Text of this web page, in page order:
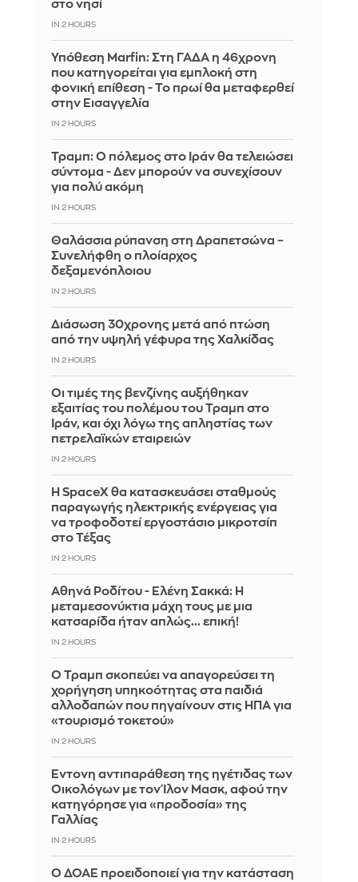
στο νησί
IN 2 HOURS
Υπόθεση Marfin: Στη ΓΑΔΑ η 46χρονη
που κατηγορείται για εμπλοκή στη
φονική επίθεση - Το πρωί θα μεταφερθεί
στην Εισαγγελία
IN 2 HOURS
Τραμπ: Ο πόλεμος στο Ιράν θα τελειώσει
σύντομα - Δεν μπορούν να συνεχίσουν
για πολύ ακόμη
IN 2 HOURS
Θαλάσσια ρύπανση στη Δραπετσώνα –
Συνελήφθη ο πλοίαρχος
δεξαμενόπλοιου
IN 2 HOURS
Διάσωση 30χρονης μετά από πτώση
από την υψηλή γέφυρα της Χαλκίδας
IN 2 HOURS
Οι τιμές της βενζίνης αυξήθηκαν
εξαιτίας του πολέμου του Τραμπ στο
Ιράν, και όχι λόγω της απληστίας των
πετρελαϊκών εταιρειών
IN 2 HOURS
Η SpaceX θα κατασκευάσει σταθμούς
παραγωγής ηλεκτρικής ενέργειας για
να τροφοδοτεί εργοστάσιο μικροτσίπ
στο Τέξας
IN 2 HOURS
Αθηνά Ροδίτου - Ελένη Σακκά: Η
μεταμεσονύκτια μάχη τους με μια
κατσαρίδα ήταν απλώς... επική!
IN 2 HOURS
Ο Τραμπ σκοπεύει να απαγορεύσει τη
χορήγηση υπηκοότητας στα παιδιά
αλλοδαπών που πηγαίνουν στις ΗΠΑ για
«τουρισμό τοκετού»
IN 2 HOURS
Έντονη αντιπαράθεση της ηγέτιδας των
Οικολόγων με τον Ίλον Μασκ, αφού την
κατηγόρησε για «προδοσία» της
Γαλλίας
IN 2 HOURS
Ο ΔΟΑΕ προειδοποιεί για την κατάσταση